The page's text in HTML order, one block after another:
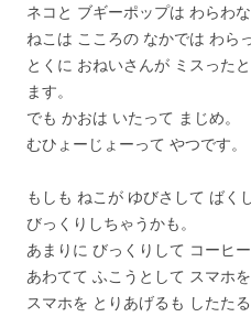
ネコと ブギーポップは わらわ
ねこは こころの なかでは わら
とくに おねいさんが ミスった
ます。
でも かおは いたって まじめ。
むひょーじょーって やつです。
もしも ねこが ゆびさして ばく
びっくりしちゃうかも。
あまりに びっくりして コーヒ
あわてて ふこうとして スマホ
スマホを とりあげるも したた